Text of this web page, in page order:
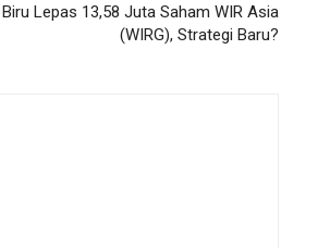
Lepas 13,58 Juta Saham WIR Asia
(WIRG), Strategi Baru?